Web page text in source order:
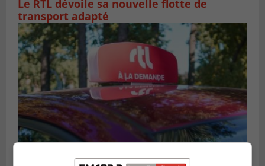
Le RTL dévoile sa nouvelle flotte de
transport adapté